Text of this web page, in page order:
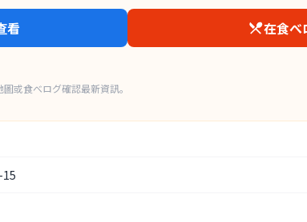
看
在食べ
或食べログ確認最新資訊。